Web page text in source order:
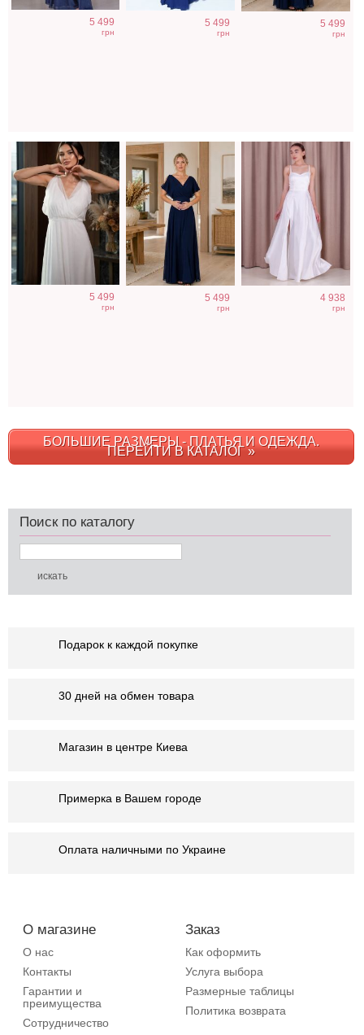
5 499
грн
5 499
грн
5 499
грн
Вечернее белое
платье в пол на
короткий рукав c
5 499
грн
Вечернее синее
платье в пол
короткий рукав
5 499
грн
Атласное
длинное платье
на бретелях в
4 938
грн
БОЛЬШИЕ РАЗМЕРЫ - ПЛАТЬЯ И ОДЕЖДА.
ПЕРЕЙТИ В КАТАЛОГ »
Поиск по каталогу
Подарок к каждой покупке
30 дней на обмен товара
Магазин в центре Киева
Примерка в Вашем городе
Оплата наличными по Украине
О магазине
О нас
Контакты
Гарантии и
преимущества
Сотрудничество
Заказ
Как оформить
Услуга выбора
Размерные таблицы
Политика возврата